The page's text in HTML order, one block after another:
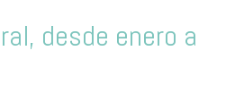
desde enero a